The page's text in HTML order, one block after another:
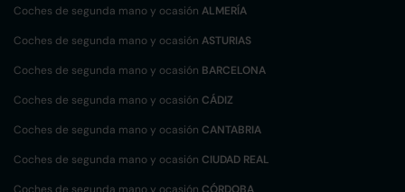
Coches de segunda mano y ocasión ALMERÍA
Coches de segunda mano y ocasión ASTURIAS
Coches de segunda mano y ocasión BARCELONA
Coches de segunda mano y ocasión CÁDIZ
Coches de segunda mano y ocasión CANTABRIA
Coches de segunda mano y ocasión CIUDAD REAL